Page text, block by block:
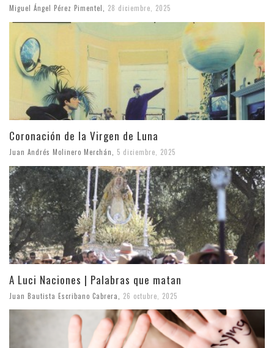
Miguel Ángel Pérez Pimentel 28 diciembre, 2025
Coronación de la Virgen de Luna
Juan Andrés Molinero Merchán 5 diciembre, 2025
A Luci Naciones | Palabras que matan
Juan Bautista Escribano Cabrera 26 octubre, 2025